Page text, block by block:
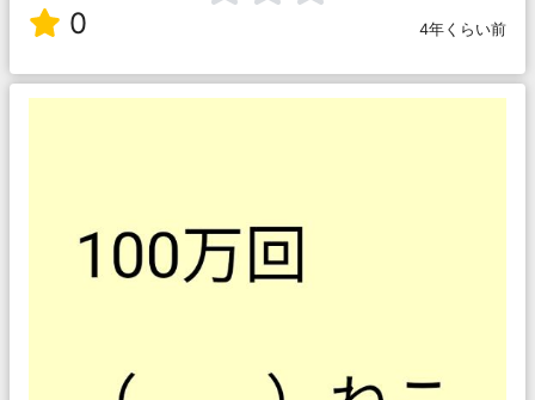
0 4年くらい前